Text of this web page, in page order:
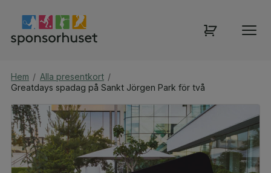
Hem / Alla presentkort /
Greatdays spadag på Sankt Jörgen Park för två